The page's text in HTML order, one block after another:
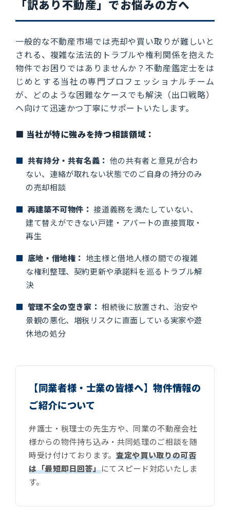
「訳あり不動産」でお悩みの方へ
一般的な不動産市場では売却や買い取りが難しいと
される、複雑な法法的トラブルや権利関係を抱えた
物件でお困りではありませんか？不動産鑑定士をは
じめとする当社の専門プロフェッショナルチーム
が、どのような困難なケースでも解決（出口戦略）
へ向けて迅速かつ丁寧にサポートいたします。
■ 当社が特に強みを持つ相談領域：
■ 共有持分・共有名義： 他の共有者と意見が合わ
ない、連絡が取れない状態でのご自身の持分のみ
の売却相談
■ 再建築不可物件： 接道義務を満たしていない、
建て替えができない戸建・アパートの直接買取・
再生
■ 底地・借地権： 地主様と借地人様の間での複雑
な権利整理、契約更新や承諾料を巡るトラブル解
決
■ 管理不全の空き家： 相続後に放置され、治安や
景観の悪化、増税リスクに直面している実家や遊
休地の処分
【同業者様・士業の皆様へ】物件情報の
ご紹介について
弁護士・税理士の先生方や、同業の不動産会社
様からの物件持ち込み・共同処理のご相談を随
時受け付けております。査定や買い取りの可否
は「最短即日回答」にてスピード対応いたしま
す。